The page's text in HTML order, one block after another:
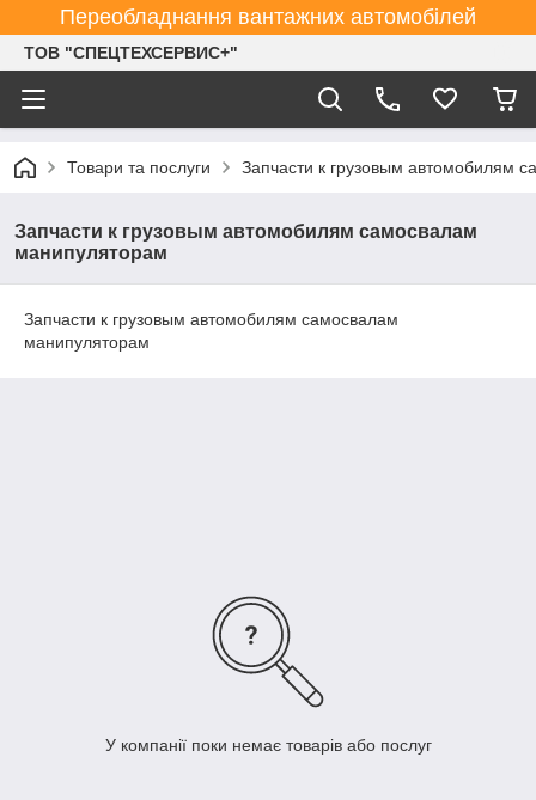
Переобладнання вантажних автомобілей
ТОВ "СПЕЦТЕХСЕРВИС+"
Товари та послуги Запчасти к грузовым автомобилям
Запчасти к грузовым автомобилям самосвалам
манипуляторам
Запчасти к грузовым автомобилям самосвалам
манипуляторам
У компанії поки немає товарів або послуг